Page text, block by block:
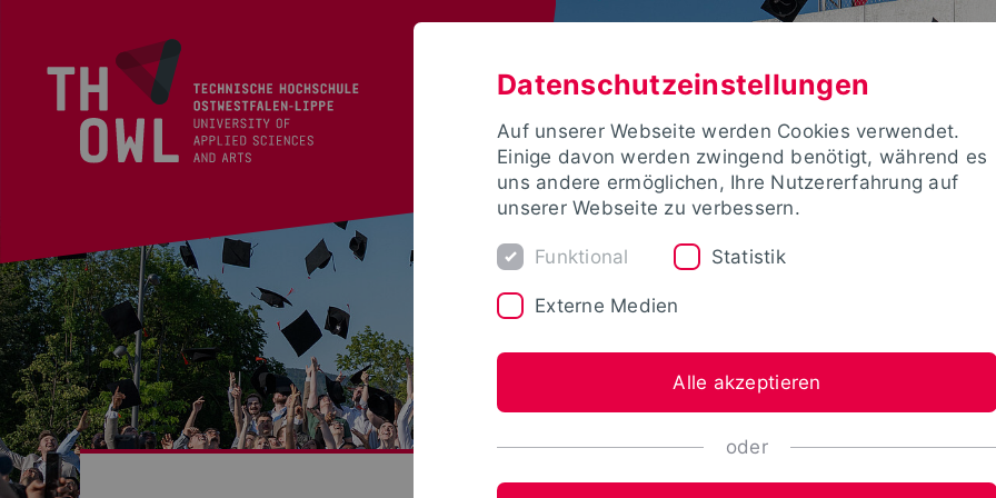
Datenschutzeinstellungen
Auf unserer Webseite werden Cookies verwendet.
Einige davon werden zwingend benötigt, während es
uns andere ermöglichen, Ihre Nutzererfahrung auf
unserer Webseite zu verbessern.
Funktional Statistik
Externe Medien
Alle akzeptieren
oder